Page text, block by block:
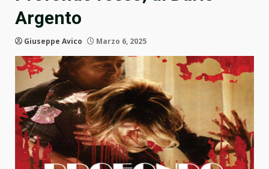
Argento
Giuseppe Avico Marzo 6, 2025